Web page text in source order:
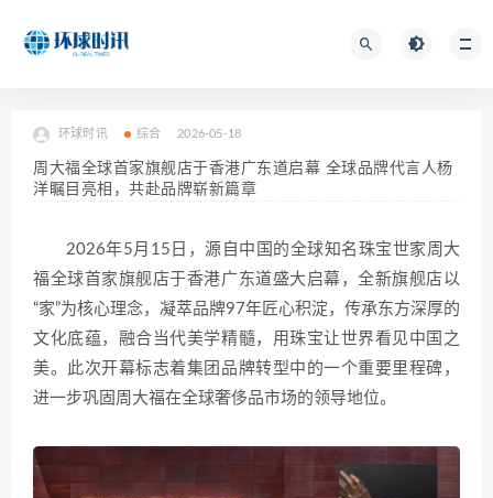
环球时讯 综合 2026-05-18
周大福全球首家旗舰店于香港广东道启幕 全球品牌代言人杨
洋瞩目亮相，共赴品牌崭新篇章
2026年5月15日，源自中国的全球知名珠宝世家周大
福全球首家旗舰店于香港广东道盛大启幕，全新旗舰店以
“家”为核心理念，凝萃品牌97年匠心积淀，传承东方深厚的
文化底蕴，融合当代美学精髓，用珠宝让世界看见中国之
美。此次开幕标志着集团品牌转型中的一个重要里程碑，
进一步巩固周大福在全球奢侈品市场的领导地位。